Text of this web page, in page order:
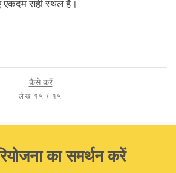
सही स्थल है।
कैसे करें
लेख १५ / १५
का समर्थन करें